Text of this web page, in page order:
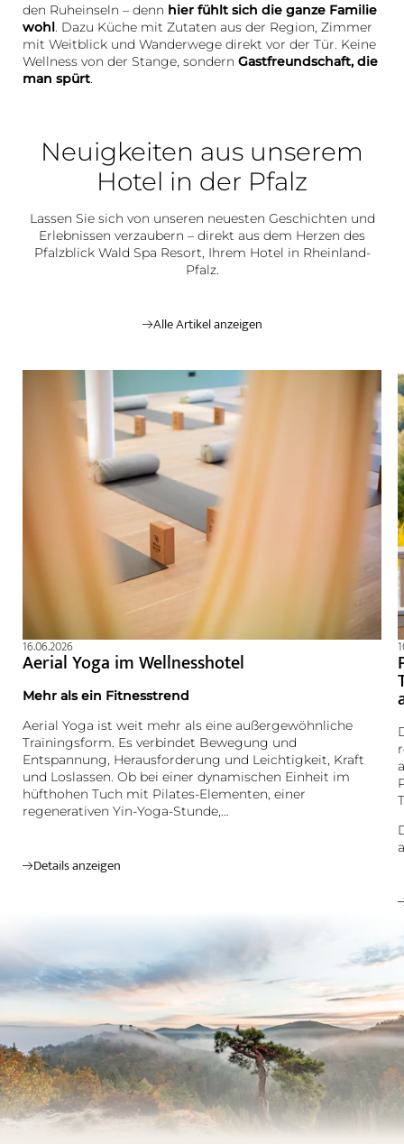
den Ruheinseln – denn hier fühlt sich die ganze Familie
wohl. Dazu Küche mit Zutaten aus der Region, Zimmer
mit Weitblick und Wanderwege direkt vor der Tür. Keine
Wellness von der Stange, sondern Gastfreundschaft, die
man spürt.
Neuigkeiten aus unserem
Hotel in der Pfalz
Lassen Sie sich von unseren neuesten Geschichten und
Erlebnissen verzaubern – direkt aus dem Herzen des
Pfalzblick Wald Spa Resort, Ihrem Hotel in Rheinland-
Pfalz.
Alle Artikel anzeigen
16.06.2026
Aerial Yoga im Wellnesshotel
Mehr als ein Fitnesstrend
Aerial Yoga ist weit mehr als eine außergewöhnliche
Trainingsform. Es verbindet Bewegung und
Entspannung, Herausforderung und Leichtigkeit, Kraft
und Loslassen. Ob bei einer dynamischen Einheit im
hüfthohen Tuch mit Pilates-Elementen, einer
regenerativen Yin-Yoga-Stunde,…
Details anzeigen